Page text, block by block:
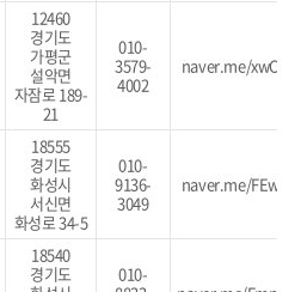
12460
경기도
가평군
설악면
자잠로 189-
21
010-
3579-
4002
naver.me/
18555
경기도
화성시
서신면
화성로 34-5
010-
9136-
3049
naver.me/
18540
경기도
010-